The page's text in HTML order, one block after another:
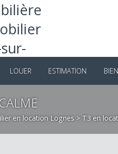
LOUER ESTIMATION
en location Lognes >T3 en